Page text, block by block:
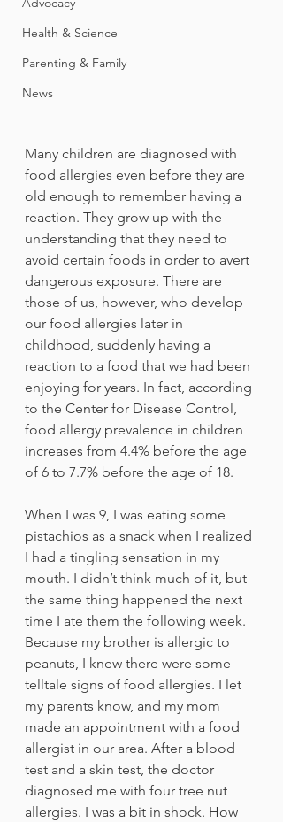
Health & Science
Parenting & Family
News
Many children are diagnosed with
food allergies even before they are
old enough to remember having a
reaction. They grow up with the
understanding that they need to
avoid certain foods in order to avert
dangerous exposure. There are
those of us, however, who develop
our food allergies later in
childhood, suddenly having a
reaction to a food that we had been
enjoying for years. In fact, according
to the Center for Disease Control,
food allergy prevalence in children
increases from 4.4% before the age
of 6 to 7.7% before the age of 18.
When I was 9, I was eating some
pistachios as a snack when I realized
I had a tingling sensation in my
mouth. I didn’t think much of it, but
the same thing happened the next
time I ate them the following week.
Because my brother is allergic to
peanuts, I knew there were some
telltale signs of food allergies. I let
my parents know, and my mom
made an appointment with a food
allergist in our area. After a blood
test and a skin test, the doctor
diagnosed me with four tree nut
allergies. I was a bit in shock. How